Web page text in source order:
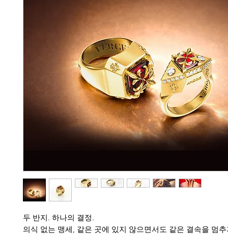
두 반지. 하나의 결정.
의식 없는 맹세, 같은 곳에 있지 않으면서도 같은 결속을 멈